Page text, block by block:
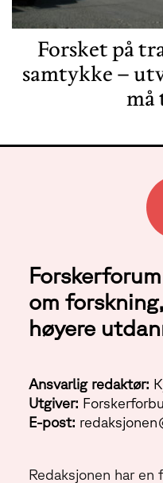
Forsket på
samtykke –
må
om
høyere
Ansvarlig redaktør:
Utgiver:
E-post:
Redaksjonen har